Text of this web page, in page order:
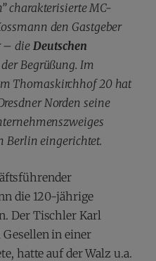
charakterisierte MC-
den Gastgeber
– die Deutschen
Begrüßung. Im
Thomaskirchhof 20 hat
Norden seine
Berlin eingerichtet.
die 120-jährige
Der Tischler Karl
in einer
hatte auf der Walz u.a.